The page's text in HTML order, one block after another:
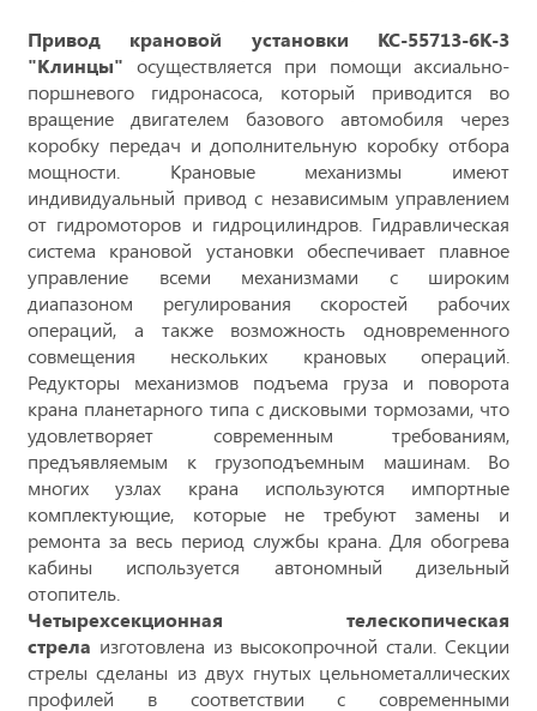
Привод крановой установки КС-55713-6К-3
"Клинцы" осуществляется при помощи аксиально-
поршневого гидронасоса, который приводится во
вращение двигателем базового автомобиля через
коробку передач и дополнительную коробку отбора
мощности. Крановые механизмы имеют
индивидуальный привод с независимым управлением
от гидромоторов и гидроцилиндров. Гидравлическая
система крановой установки обеспечивает плавное
управление всеми механизмами с широким
диапазоном регулирования скоростей рабочих
операций, а также возможность одновременного
совмещения нескольких крановых операций.
Редукторы механизмов подъема груза и поворота
крана планетарного типа с дисковыми тормозами, что
удовлетворяет современным требованиям,
предъявляемым к грузоподъемным машинам. Во
многих узлах крана используются импортные
комплектующие, которые не требуют замены и
ремонта за весь период службы крана. Для обогрева
кабины используется автономный дизельный
отопитель.
Четырехсекционная телескопическая
стрела изготовлена из высокопрочной стали. Секции
стрелы сделаны из двух гнутых цельнометаллических
профилей в соответствии с современными